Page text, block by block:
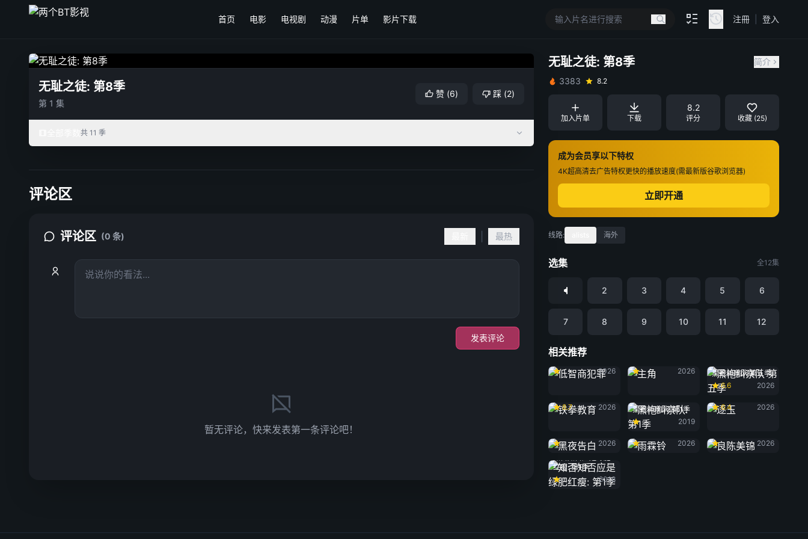
首页 电影 电视剧 动漫 片单 影片下载 注冊 登入
无耻之徒: 第8季
第 1 集
赞 (6) 踩 (2)
共 11 季
无耻之徒: 第8季
简介
3383
8.2
加入片单 下载
8.2
评分 收藏 (25)
成为会员享以下特权
4K超高清去广告特权更快的播放速度(需最新版谷歌浏览器)
立即开通
线路: 海外
选集 全12集
2 3 4 5 6
7 8 9 10 11 12
相关推荐
低智商犯罪
2026
2026
黑袍纠察队 第五季
6.6
2026
8.7
2026
黑袍纠察队: 第1季
2019
逐玉
6.4
2026
2026
雨霖铃
2026
2026
红瘦: 第1季
2018
评论区
评论区 (0 条) 最热
发表评论
暂无评论，快来发表第一条评论吧！